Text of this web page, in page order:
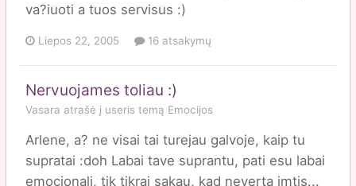
va?iuoti a tuos servisus :)
Liepos 22, 2005 16 atsakymų
Nervuojames toliau :)
Vasara atrašė į useris temą Emocijos
Arlene, a? ne visai tai turejau galvoje, kaip tu
supratai :doh Labai tave suprantu, pati esu labai
emocionali, tik tikrai sakau, kad neverta imtis...